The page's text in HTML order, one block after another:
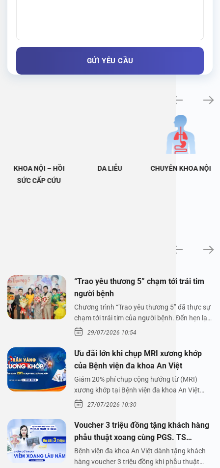
KHOA NỘI – HỒI
SỨC CẤP CỨU
DA LIỄU CHUYÊN KHOA NỘI
“Trao yêu thương 5” chạm tới trái tim
người bệnh
Chương trình “Trao yêu thương 5” đã thực sự
chạm tới trái tim của người bệnh. Đến hẹn lại
lên,…29/07/2026 10:54
Ưu đãi lớn khi chụp MRI xương khớp
của Bệnh viện đa khoa An Việt
Giảm 20% phí chụp cộng hưởng từ (MRI)
xương khớp tại Bệnh viện đa khoa An Việt
Bệnh viện đa…
27/07/2026 10:30
Voucher 3 triệu đồng tặng khách hàng
phẫu thuật xoang cùng PGS. TS
Nguyễn Thị Hoài An
Bệnh viện đa khoa An Việt dành tặng khách
hàng voucher 3 triệu đồng khi phẫu thuật